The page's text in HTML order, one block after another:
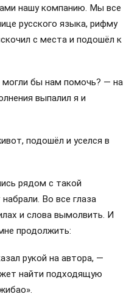
нашу компанию. Мы все
русского языка, рифму
с места и подошёл к
могли бы нам помочь? — на
выпалил я и
подошёл и уселся в
рядом с такой
Во все глаза
и слова вымолвить. И
продолжить:
рукой на автора, —
найти подходящую